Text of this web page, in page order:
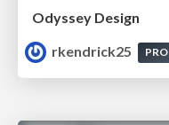
Odyssey Design
rkendrick25
PRO